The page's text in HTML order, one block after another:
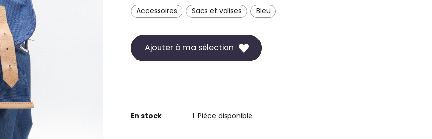
Accessoires Sacs et valises Bleu
Ajouter à ma sélection
En stock 1 Pièce disponible